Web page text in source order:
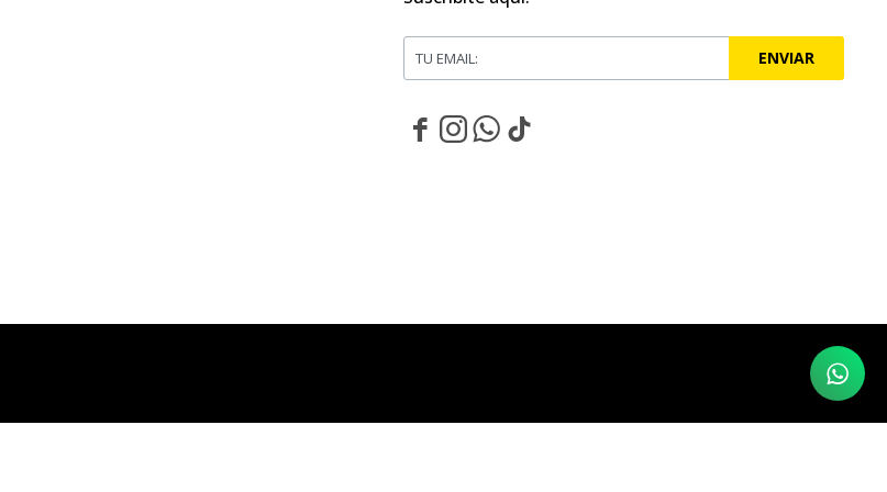
ENVIAR
   